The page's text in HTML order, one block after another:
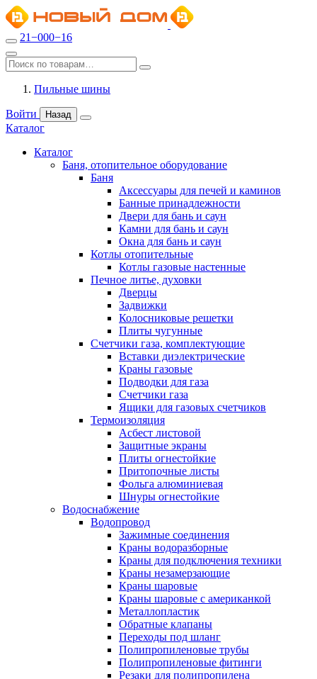
21−000−16
Пильные шины
Войти Назад
Каталог
Каталог
Баня, отопительное оборудование
Баня
Аксессуары для печей и каминов
Банные принадлежности
Двери для бань и саун
Камни для бань и саун
Окна для бань и саун
Котлы отопительные
Котлы газовые настенные
Печное литье, духовки
Дверцы
Задвижки
Колосниковые решетки
Плиты чугунные
Счетчики газа, комплектующие
Вставки диэлектрические
Краны газовые
Подводки для газа
Счетчики газа
Ящики для газовых счетчиков
Термоизоляция
Асбест листовой
Защитные экраны
Плиты огнестойкие
Притопочные листы
Фольга алюминиевая
Шнуры огнестойкие
Водоснабжение
Водопровод
Зажимные соединения
Краны водоразборные
Краны для подключения техники
Краны незамерзающие
Краны шаровые
Краны шаровые с американкой
Металлопластик
Обратные клапаны
Переходы под шланг
Полипропиленовые трубы
Полипропиленовые фитинги
Резаки для полипропилена